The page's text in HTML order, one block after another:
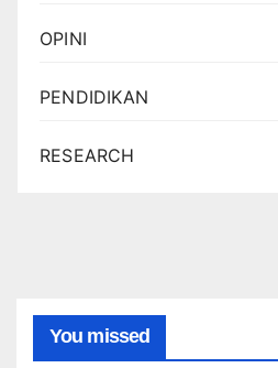
OPINI
PENDIDIKAN
RESEARCH
You missed